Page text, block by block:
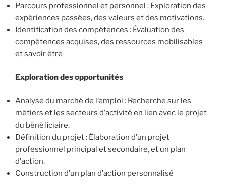
Parcours professionnel et personnel : Exploration des
expériences passées, des valeurs et des motivations.
Identification des compétences : Évaluation des
compétences acquises, des ressources mobilisables
et savoir être
Exploration des opportunités
Analyse du marché de l’emploi : Recherche sur les
métiers et les secteurs d’activité en lien avec le projet
du bénéficiaire.
Définition du projet : Élaboration d’un projet
professionnel principal et secondaire, et un plan
d’action.
Construction d’un plan d’action personnalisé